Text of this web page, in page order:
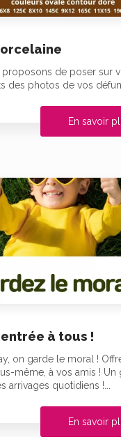
proposons de poser sur
des photos de vos
En savoir
à tous !
on garde le moral !
même, à vos amis ! Un
arrivages quotidiens !...
En savoir